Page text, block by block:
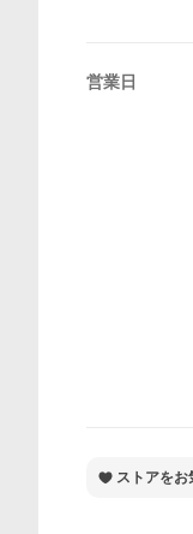
営業日
ストアをお